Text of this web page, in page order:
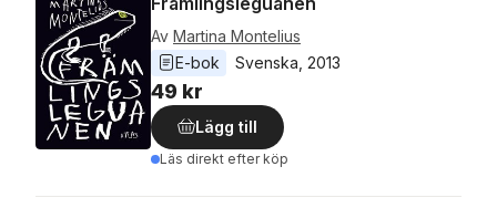
Av Martina Montelius
E-bok
Svenska 2013
49 kr
Lägg till
Läs direkt efter köp